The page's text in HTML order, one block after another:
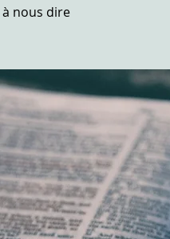
nous dire